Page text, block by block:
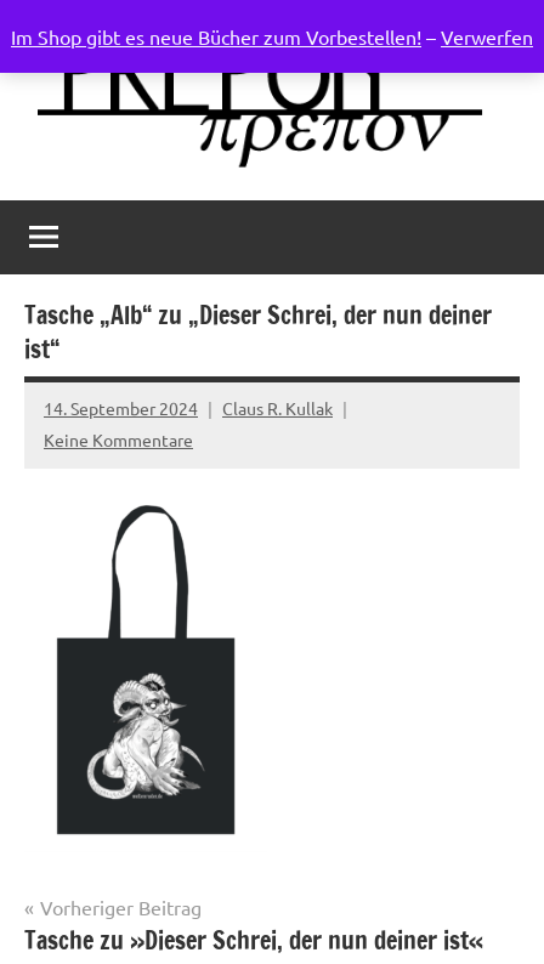
Im Shop gibt es neue Bücher zum Vorbestellen! – Verwerfen
Inhalt
Weltenruder
progressive
Phantastik
Tasche „Alb“ zu „Dieser Schrei, der nun deiner
ist“
14. September 2024
Claus R. Kullak
Keine Kommentare
Beitragsnavigation
Vorheriger Beitrag
Tasche zu »Dieser Schrei, der nun deiner ist«